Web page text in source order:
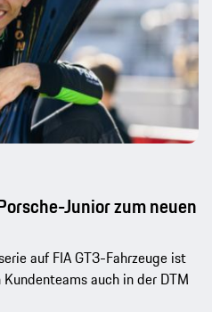
Junior zum neuen
auf FIA GT3-Fahrzeuge ist
auch in der DTM